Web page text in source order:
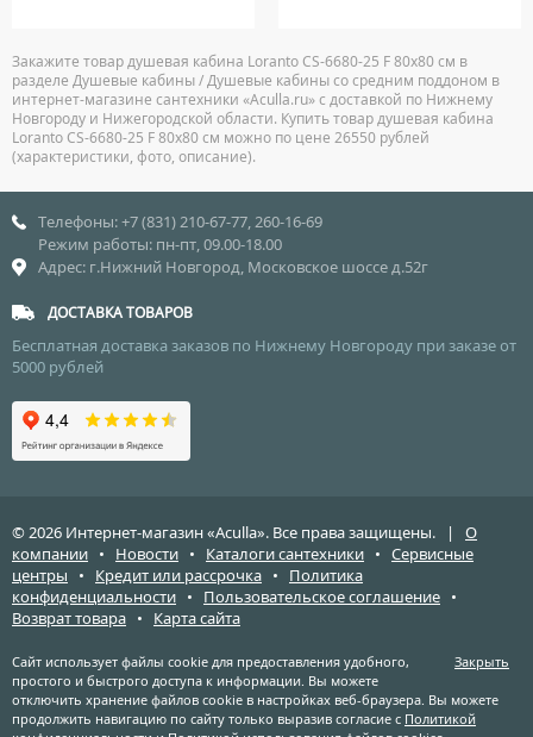
Закажите товар душевая кабина Loranto CS-6680-25 F 80х80 см в
разделе Душевые кабины / Душевые кабины со средним поддоном в
интернет-магазине сантехники «Aculla.ru» с доставкой по Нижнему
Новгороду и Нижегородской области. Купить товар душевая кабина
Loranto CS-6680-25 F 80х80 см можно по цене 26550 рублей
(характеристики, фото, описание).
Телефоны: +7 (831) 210-67-77, 260-16-69
Режим работы: пн-пт, 09.00-18.00
Адрес: г.Нижний Новгород, Московское шоссе д.52г
ДОСТАВКА ТОВАРОВ
Бесплатная доставка заказов по Нижнему Новгороду при заказе от
5000 рублей
© 2026 Интернет-магазин «Aculla». Все права защищены. | О
компании • Новости • Каталоги сантехники • Сервисные
центры • Кредит или рассрочка • Политика
конфиденциальности • Пользовательское соглашение •
Возврат товара • Карта сайта
Закрыть
Сайт использует файлы cookie для предоставления удобного,
простого и быстрого доступа к информации. Вы можете
отключить хранение файлов cookie в настройках веб-браузера. Вы можете
продолжить навигацию по сайту только выразив согласие с Политикой